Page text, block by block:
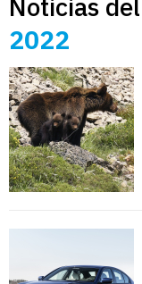
Noticias del
2022